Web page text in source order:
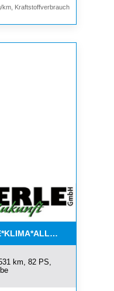
km, Kraftstoffverbrauch
km, 82 PS,